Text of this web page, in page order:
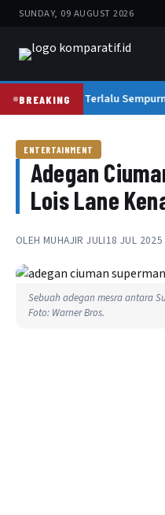
SUNDAY, 09 AUGUST 2026
BREAKINGSuami Terlalu
ENTERTAINMENT
Adegan
Lois Lane
OLEH MUHAJIR JULI18 JUL
Sebuah adegan mesra antara
Foto: Warner Bros.